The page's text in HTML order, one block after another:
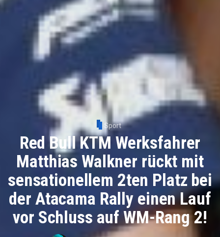
Sport
Red Bull KTM Werksfahrer
Matthias Walkner rückt mit
sensationellem 2ten Platz bei
der Atacama Rally einen Lauf
vor Schluss auf WM-Rang 2!